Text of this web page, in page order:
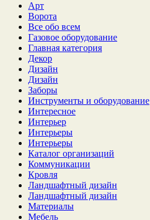
Арт
Ворота
Все обо всем
Газовое оборудование
Главная категория
Декор
Дизайн
Дизайн
Заборы
Инструменты и оборудование
Интересное
Интерьер
Интерьеры
Интерьеры
Каталог организаций
Коммуникации
Кровля
Ландшафтный дизайн
Ландшафтный дизайн
Материалы
Мебель